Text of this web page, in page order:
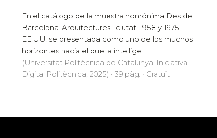
En el catálogo de la muestra homónima Des de
Barcelona. Arquitectures i ciutat, 1958 y 1975,
EE.UU. se presentaba como uno de los muchos
horizontes hacia el que la intellige...
(Universitat Politècnica de Catalunya. Iniciativa
Digital Politècnica, 2025) · 39 pàg. · Gratuït